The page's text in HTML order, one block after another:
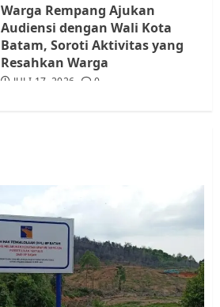
Warga Rempang Ajukan
Audiensi dengan Wali Kota
Batam, Soroti Aktivitas yang
Resahkan Warga
JULI 17, 2026 0
Pemko Batam Tegaskan RT dan
RW bukan Petugas Pendataan
dan Pemungutan Pajak